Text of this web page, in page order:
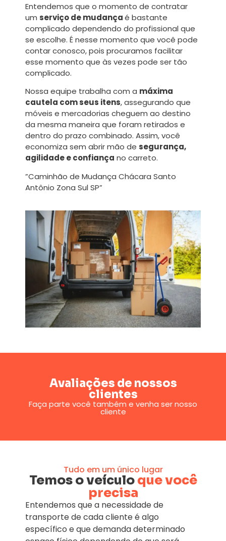
Entendemos que o momento de contratar
um serviço de mudançaé bastante
complicado dependendo do profissional que
se escolhe. É nesse momento que você pode
contar conosco, pois procuramos facilitar
esse momento que às vezes pode ser tão
complicado.
Nossa equipe trabalha com a máxima
cautela com seus itens, assegurando que
móveis e mercadorias cheguem ao destino
da mesma maneira que foram retirados e
dentro do prazo combinado. Assim, você
economiza sem abrir mão de segurança,
agilidade e confiança no carreto.
”Caminhão de Mudança Chácara Santo
Antônio Zona Sul SP”
Avaliações de nossos
clientes
Faça parte você também e venha ser nosso
cliente
Tudo em um único lugar
Temos o veículoque você
precisa
Entendemos que a necessidade de
transporte de cada cliente é algo
específico e que demanda determinado